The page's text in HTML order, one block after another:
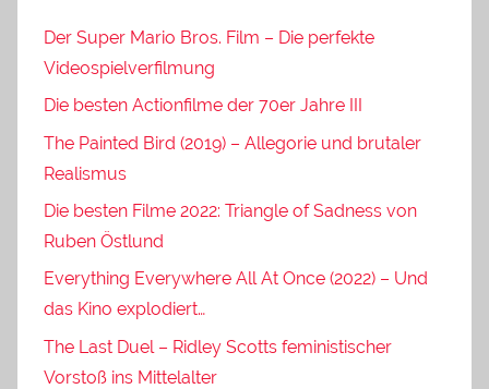
Der Super Mario Bros. Film – Die perfekte
Videospielverfilmung
Die besten Actionfilme der 70er Jahre III
The Painted Bird (2019) – Allegorie und brutaler
Realismus
Die besten Filme 2022: Triangle of Sadness von
Ruben Östlund
Everything Everywhere All At Once (2022) – Und
das Kino explodiert…
The Last Duel – Ridley Scotts feministischer
Vorstoß ins Mittelalter